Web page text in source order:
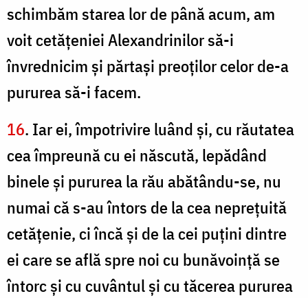
schimbăm starea lor de până acum, am
voit cetăţeniei Alexandrinilor să-i
învrednicim şi părtaşi preoţilor celor de-a
pururea să-i facem.
16. Iar ei, împotrivire luând şi, cu răutatea
cea împreună cu ei născută, lepădând
binele şi pururea la rău abătându-se, nu
numai că s-au întors de la cea nepreţuită
cetăţenie, ci încă şi de la cei puţini dintre
ei care se află spre noi cu bunăvoinţă se
întorc şi cu cuvântul şi cu tăcerea pururea